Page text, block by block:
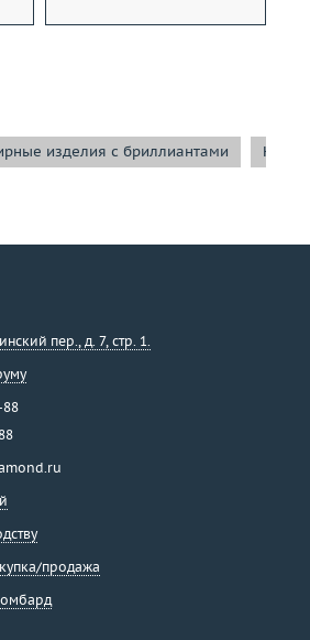
изделия с бриллиантами
пер., д. 7, стр. 1.
88
продажа